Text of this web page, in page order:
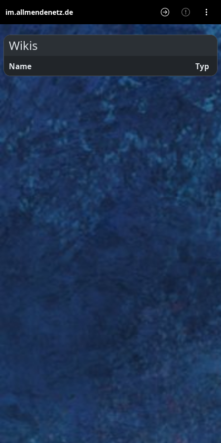
im.allmendenetz.de
Wikis
Name Typ